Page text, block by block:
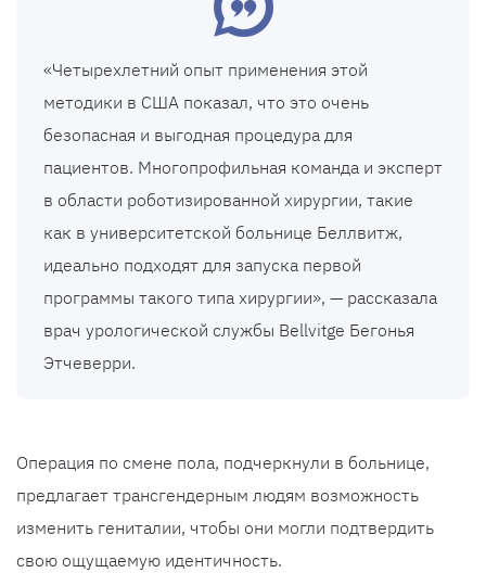
«Четырехлетний опыт применения этой
методики в США показал, что это очень
безопасная и выгодная процедура для
пациентов. Многопрофильная команда и эксперт
в области роботизированной хирургии, такие
как в университетской больнице Беллвитж,
идеально подходят для запуска первой
программы такого типа хирургии», — рассказала
врач урологической службы Bellvitge Бегонья
Этчеверри.
Операция по смене пола, подчеркнули в больнице,
предлагает трансгендерным людям возможность
изменить гениталии, чтобы они могли подтвердить
свою ощущаемую идентичность.